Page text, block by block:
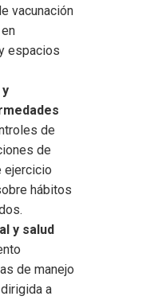
vacunación
espacios
de
de
ejercicio
hábitos
y salud
de manejo
a